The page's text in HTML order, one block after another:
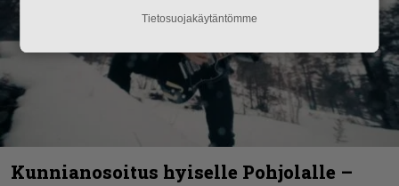
Kunnianosoitus hyiselle Pohjolalle –
Tietosuojakäytäntömme